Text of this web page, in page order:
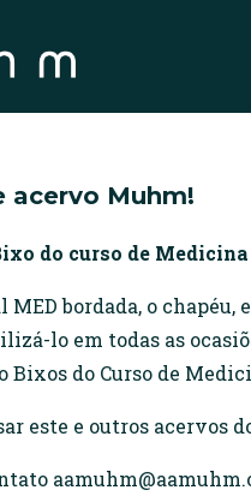
acervo Muhm!
do curso de Medicina
MED bordada, o
lo em todas as
Bixos do Curso de
este e outros acervos